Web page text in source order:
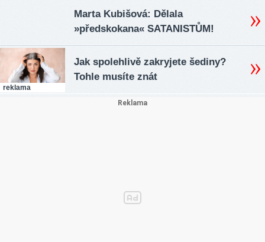
Marta Kubišová: Dělala
»předskokana« SATANISTŮM!
reklama
Jak spolehlivě zakryjete šediny?
Tohle musíte znát